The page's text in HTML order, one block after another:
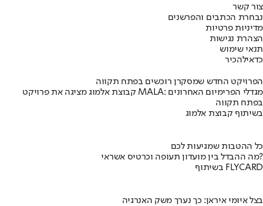
צור קשר
נבחרת הכתבים והפרשנים
מדיניות פרטיות
הצהרת נגישות
תנאי שימוש
כדאילהכיר
הפרויקט החדש שמסקרן רוכשים בפתח תקווה
קבוצת אלמוג מציגה את פרויקט MALA: מגדלי הפרימיום האחרונים
בפתח תקווה
בשיתוף קבוצת אלמוג
כל ההטבות שמגיעות לכם
מה ההבדל בין מועדון תעופה וכרטיס אשראי?
בשיתוף FLYCARD
בצל איומי איראן: כך נערך משק האנרגיה